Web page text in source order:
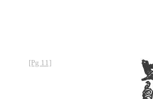
[Pg 11]